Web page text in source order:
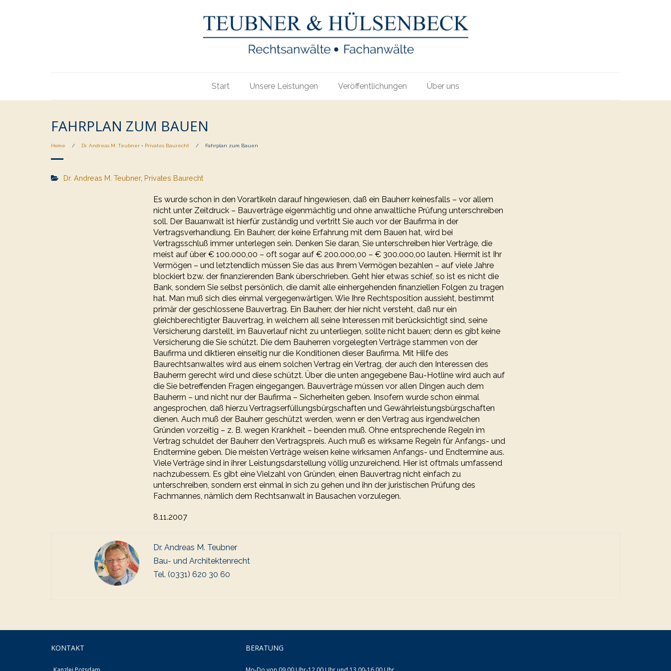
Start Unsere Leistungen Veröffentlichungen Über uns
FAHRPLAN ZUM BAUEN
Home / Dr. Andreas M. Teubner • Privates Baurecht / Fahrplan zum Bauen
Dr. Andreas M. Teubner, Privates Baurecht
Es wurde schon in den Vorartikeln darauf hingewiesen, daß ein Bauherr keinesfalls – vor allem
nicht unter Zeitdruck – Bauverträge eigenmächtig und ohne anwaltliche Prüfung unterschreiben
soll. Der Bauanwalt ist hierfür zuständig und vertritt Sie auch vor der Baufirma in der
Vertragsverhandlung. Ein Bauherr, der keine Erfahrung mit dem Bauen hat, wird bei
Vertragsschluß immer unterlegen sein. Denken Sie daran, Sie unterschreiben hier Verträge, die
meist auf über € 100.000,00 – oft sogar auf € 200.000,00 – € 300.000,00 lauten. Hiermit ist Ihr
Vermögen – und letztendlich müssen Sie das aus Ihrem Vermögen bezahlen – auf viele Jahre
blockiert bzw. der finanzierenden Bank überschrieben. Geht hier etwas schief, so ist es nicht die
Bank, sondern Sie selbst persönlich, die damit alle einhergehenden finanziellen Folgen zu tragen
hat. Man muß sich dies einmal vergegenwärtigen. Wie Ihre Rechtsposition aussieht, bestimmt
primär der geschlossene Bauvertrag. Ein Bauherr, der hier nicht versteht, daß nur ein
gleichberechtigter Bauvertrag, in welchem all seine Interessen mit berücksichtigt sind, seine
Versicherung darstellt, im Bauverlauf nicht zu unterliegen, sollte nicht bauen; denn es gibt keine
Versicherung die Sie schützt. Die dem Bauherren vorgelegten Verträge stammen von der
Baufirma und diktieren einseitig nur die Konditionen dieser Baufirma. Mit Hilfe des
Baurechtsanwaltes wird aus einem solchen Vertrag ein Vertrag, der auch den Interessen des
Bauherrn gerecht wird und diese schützt. Über die unten angegebene Bau-Hotline wird auch auf
die Sie betreffenden Fragen eingegangen. Bauverträge müssen vor allen Dingen auch dem
Bauherrn – und nicht nur der Baufirma – Sicherheiten geben. Insofern wurde schon einmal
angesprochen, daß hierzu Vertragserfüllungsbürgschaften und Gewährleistungsbürgschaften
dienen. Auch muß der Bauherr geschützt werden, wenn er den Vertrag aus irgendwelchen
Gründen vorzeitig – z. B. wegen Krankheit – beenden muß. Ohne entsprechende Regeln im
Vertrag schuldet der Bauherr den Vertragspreis. Auch muß es wirksame Regeln für Anfangs- und
Endtermine geben. Die meisten Verträge weisen keine wirksamen Anfangs- und Endtermine aus.
Viele Verträge sind in ihrer Leistungsdarstellung völlig unzureichend. Hier ist oftmals umfassend
nachzubessern. Es gibt eine Vielzahl von Gründen, einen Bauvertrag nicht einfach zu
unterschreiben, sondern erst einmal in sich zu gehen und ihn der juristischen Prüfung des
Fachmannes, nämlich dem Rechtsanwalt in Bausachen vorzulegen.
8.11.2007
Dr. Andreas M. Teubner
Bau- und Architektenrecht
Tel. (0331) 620 30 60
KONTAKT BERATUNG